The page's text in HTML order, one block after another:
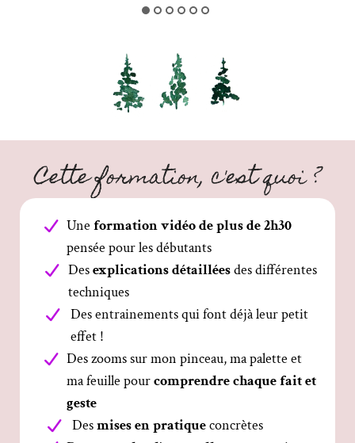
Cette formation, c'est quoi ?
Une formation vidéo de plus de 2h30
pensée pour les débutants
Desexplications détailléesdes différentes
techniques
Des entrainements qui font déjà leur petit
effet !
Des zooms sur mon pinceau, ma palette et
ma feuille pourcomprendre chaque fait et
geste
Desmises en pratiqueconcrètes